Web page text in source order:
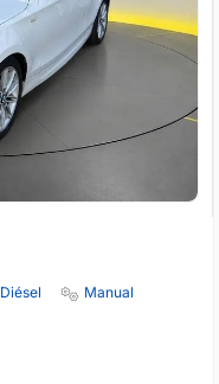
Diésel
Manual